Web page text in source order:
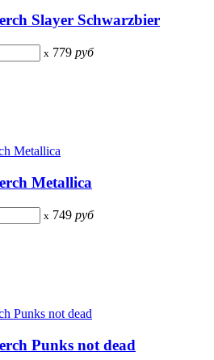
Slayer Schwarzbier
x 779 руб
Metallica
x 749 руб
Punks not dead